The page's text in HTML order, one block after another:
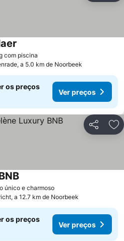
com piscina
a 5.0 km de Noorbeek
os preços
Ver preços
Partilhar
único e charmoso
a 12.7 km de Noorbeek
os preços
Ver preços